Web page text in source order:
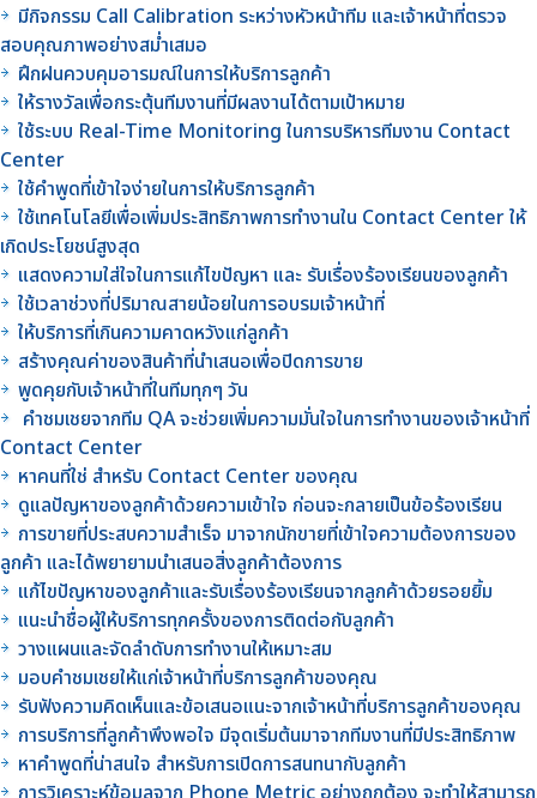
มีกิจกรรม Call Calibration ระหว่างหัวหน้าทีม และเจ้าหน้าที่ตรวจ
สอบคุณภาพอย่างสม่ำเสมอ
ฝึกฝนควบคุมอารมณ์ในการให้บริการลูกค้า
ให้รางวัลเพื่อกระตุ้นทีมงานที่มีผลงานได้ตามเป้าหมาย
ใช้ระบบ Real-Time Monitoring ในการบริหารทีมงาน Contact
Center
ใช้คำพูดที่เข้าใจง่ายในการให้บริการลูกค้า
ใช้เทคโนโลยีเพื่อเพิ่มประสิทธิภาพการทำงานใน Contact Center ให้
เกิดประโยชน์สูงสุด
แสดงความใส่ใจในการแก้ไขปัญหา และ รับเรื่องร้องเรียนของลูกค้า
ใช้เวลาช่วงที่ปริมาณสายน้อยในการอบรมเจ้าหน้าที่
ให้บริการที่เกินความคาดหวังแก่ลูกค้า
สร้างคุณค่าของสินค้าที่นำเสนอเพื่อปิดการขาย
พูดคุยกับเจ้าหน้าที่ในทีมทุกๆ วัน
คำชมเชยจากทีม QA จะช่วยเพิ่มความมั่นใจในการทำงานของเจ้าหน้าที่
Contact Center
หาคนที่ใช่ สำหรับ Contact Center ของคุณ
ดูแลปัญหาของลูกค้าด้วยความเข้าใจ ก่อนจะกลายเป็นข้อร้องเรียน
การขายที่ประสบความสำเร็จ มาจากนักขายที่เข้าใจความต้องการของ
ลูกค้า และได้พยายามนำเสนอสิ่งลูกค้าต้องการ
แก้ไขปัญหาของลูกค้าและรับเรื่องร้องเรียนจากลูกค้าด้วยรอยยิ้ม
แนะนำชื่อผู้ให้บริการทุกครั้งของการติดต่อกับลูกค้า
วางแผนและจัดลำดับการทำงานให้เหมาะสม
มอบคำชมเชยให้แก่เจ้าหน้าที่บริการลูกค้าของคุณ
รับฟังความคิดเห็นและข้อเสนอแนะจากเจ้าหน้าที่บริการลูกค้าของคุณ
การบริการที่ลูกค้าพึงพอใจ มีจุดเริ่มต้นมาจากทีมงานที่มีประสิทธิภาพ
หาคำพูดที่น่าสนใจ สำหรับการเปิดการสนทนากับลูกค้า